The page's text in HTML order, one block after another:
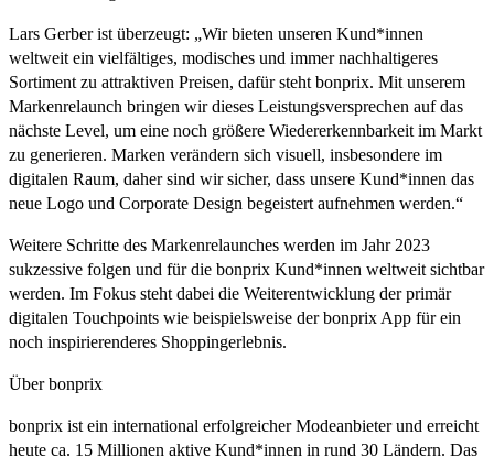
Lars Gerber ist überzeugt: „Wir bieten unseren Kund*innen
weltweit ein vielfältiges, modisches und immer nachhaltigeres
Sortiment zu attraktiven Preisen, dafür steht bonprix. Mit unserem
Markenrelaunch bringen wir dieses Leistungsversprechen auf das
nächste Level, um eine noch größere Wiedererkennbarkeit im Markt
zu generieren. Marken verändern sich visuell, insbesondere im
digitalen Raum, daher sind wir sicher, dass unsere Kund*innen das
neue Logo und Corporate Design begeistert aufnehmen werden.“
Weitere Schritte des Markenrelaunches werden im Jahr 2023
sukzessive folgen und für die bonprix Kund*innen weltweit sichtbar
werden. Im Fokus steht dabei die Weiterentwicklung der primär
digitalen Touchpoints wie beispielsweise der bonprix App für ein
noch inspirierenderes Shoppingerlebnis.
Über bonprix
bonprix ist ein international erfolgreicher Modeanbieter und erreicht
heute ca. 15 Millionen aktive Kund*innen in rund 30 Ländern. Das